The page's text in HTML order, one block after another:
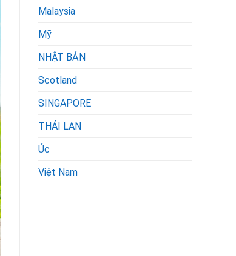
Malaysia
Mỹ
NHẬT BẢN
Scotland
SINGAPORE
THÁI LAN
Úc
Việt Nam